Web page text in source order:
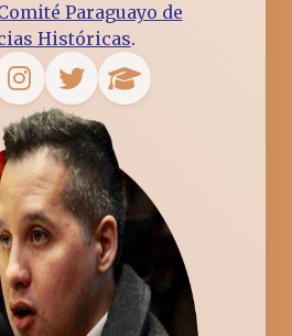
Paraguayo de
Históricas.